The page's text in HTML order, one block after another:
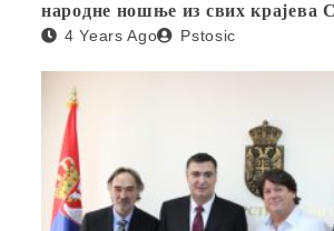
народне ношње из свих крајева
4 Years Ago Pstosic